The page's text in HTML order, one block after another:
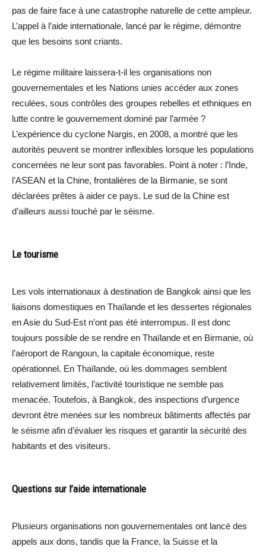
pas de faire face à une catastrophe naturelle de cette ampleur.
L’appel à l’aide internationale, lancé par le régime, démontre
que les besoins sont criants.
Le régime militaire laissera-t-il les organisations non
gouvernementales et les Nations unies accéder aux zones
reculées, sous contrôles des groupes rebelles et ethniques en
lutte contre le gouvernement dominé par l’armée ?
L’expérience du cyclone Nargis, en 2008, a montré que les
autorités peuvent se montrer inflexibles lorsque les populations
concernées ne leur sont pas favorables. Point à noter : l’Inde,
l’ASEAN et la Chine, frontalières de la Birmanie, se sont
déclarées prêtes à aider ce pays. Le sud de la Chine est
d’ailleurs aussi touché par le séisme.
Le tourisme
Les vols internationaux à destination de Bangkok ainsi que les
liaisons domestiques en Thaïlande et les dessertes régionales
en Asie du Sud-Est n’ont pas été interrompus. Il est donc
toujours possible de se rendre en Thaïlande et en Birmanie, où
l’aéroport de Rangoun, la capitale économique, reste
opérationnel. En Thaïlande, où les dommages semblent
relativement limités, l’activité touristique ne semble pas
menacée. Toutefois, à Bangkok, des inspections d’urgence
devront être menées sur les nombreux bâtiments affectés par
le séisme afin d’évaluer les risques et garantir la sécurité des
habitants et des visiteurs.
Questions sur l’aide internationale
Plusieurs organisations non gouvernementales ont lancé des
appels aux dons, tandis que la France, la Suisse et la